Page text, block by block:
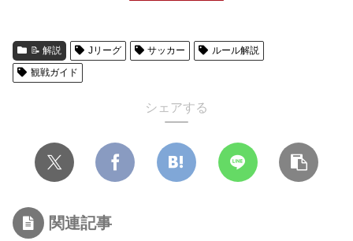
📝 解説 Jリーグ サッカー
ルール解説
観戦ガイド
シェアする
関連記事